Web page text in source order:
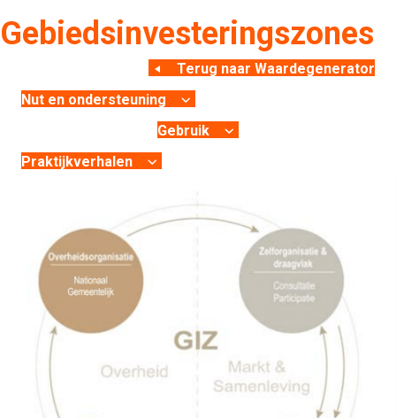
Gebiedsinvesteringszones
Terug naar Waardegenerator
Nut en ondersteuning
Gebruik
Praktijkverhalen